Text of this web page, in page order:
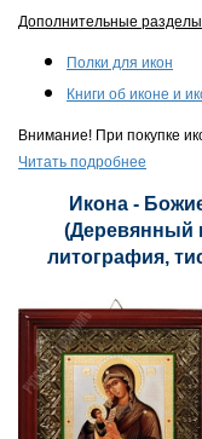
Дополнительные разделы
Полки для икон
Книги об иконе и
Внимание! При покупке
Читать подробнее
Икона -
(Деревянный
литография,